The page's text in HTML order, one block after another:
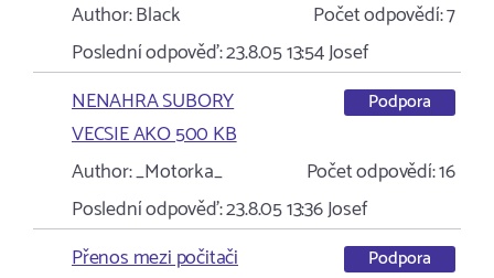
Author:Black Počet odpovědí:7
Poslední odpověď:23.8.05 13:54Josef
NENAHRA SUBORY
VECSIE AKO 500 KB
Podpora
Author:_Motorka_ Počet odpovědí:16
Poslední odpověď:23.8.05 13:36Josef
Přenos mezi počitači
Podpora